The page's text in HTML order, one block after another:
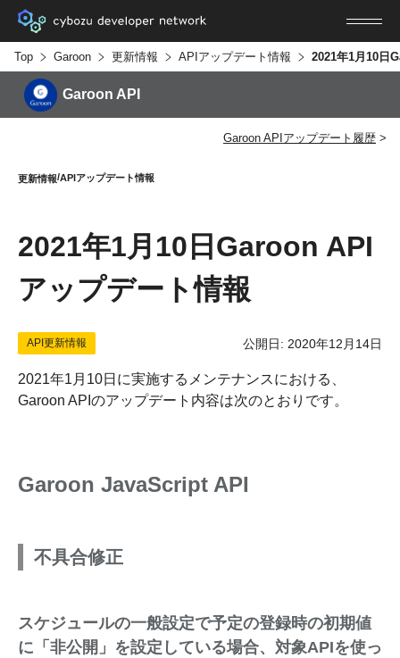
Top Garoon 更新情報 APIアップデート情報
Garoon API
Garoon APIアップデート履歴
更新情報 APIアップデート情報
2021年1月10日Garoon API
アップデート情報
API更新情報 公開日: 2020年12月14日
2021年1月10日に実施するメンテナンスにおける、
Garoon APIのアップデート内容は次のとおりです。
Garoon JavaScript API
不具合修正
スケジュールの一般設定で予定の登録時の初期値
に「非公開」を設定している場合、対象APIを使っ